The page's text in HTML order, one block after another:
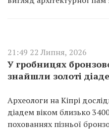
21:49 22 Липня, 2026
У гробницях
знайшли золоті
Археологи на Кіпрі
діадем віком близько
похованнях пізньої